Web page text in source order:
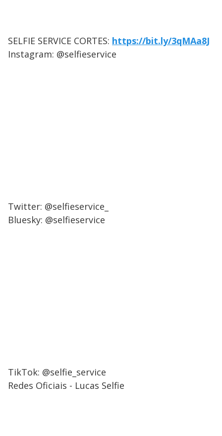
SELFIE SERVICE CORTES: https://bit.ly/3qMAa8J
Instagram: @selfieservice
Twitter: @selfieservice_
Bluesky: @selfieservice
TikTok: @selfie_service
Redes Oficiais - Lucas Selfie